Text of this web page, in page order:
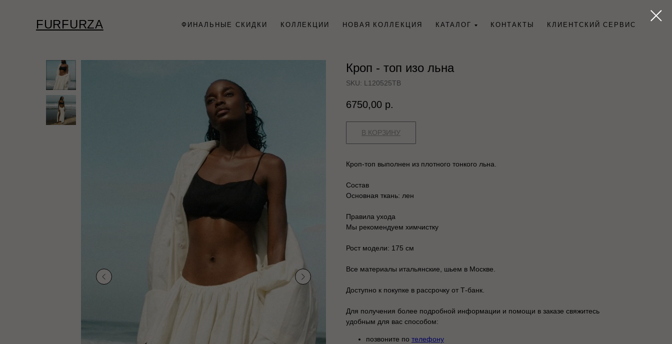
FURFURZA ФИНАЛЬНЫЕ СКИДКИ КОЛЛЕКЦИИ НОВАЯ КОЛЛЕКЦИЯ КАТАЛОГ КОНТАКТЫ КЛИЕНТСКИЙ СЕРВИС
Кроп - топ изо льна
SKU: L120525TB
6750,00 р.
В КОРЗИНУ
Кроп-топ выполнен из плотного тонкого льна.
Состав
Основная ткань: лен
Правила ухода
Мы рекомендуем химчистку
Рост модели: 175 см
Все материалы итальянские, шьем в Москве.
Доступно к покупке в рассрочку от Т-банк.
Для получения более подробной информации и помощи в заказе свяжитесь
удобным для вас способом:
позвоните по телефону